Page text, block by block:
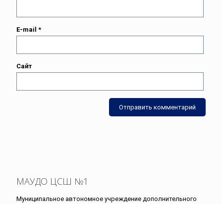
E-mail *
Сайт
МАУДО ЦСШ №1
Муниципальное автономное учреждение дополнительного